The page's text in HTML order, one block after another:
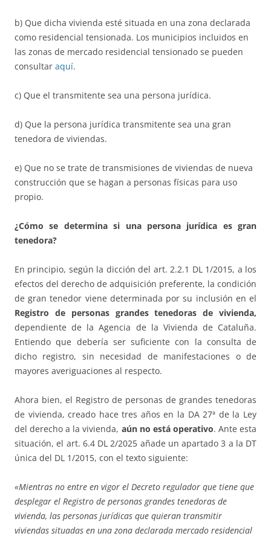
b) Que dicha vivienda esté situada en una zona declarada
como residencial tensionada. Los municipios incluidos en
las zonas de mercado residencial tensionado se pueden
consultar aquí.
c) Que el transmitente sea una persona jurídica.
d) Que la persona jurídica transmitente sea una gran
tenedora de viviendas.
e) Que no se trate de transmisiones de viviendas de nueva
construcción que se hagan a personas físicas para uso
propio.
¿Cómo se determina si una persona jurídica es gran
tenedora?
En principio, según la dicción del art. 2.2.1 DL 1/2015, a los
efectos del derecho de adquisición preferente, la condición
de gran tenedor viene determinada por su inclusión en el
Registro de personas grandes tenedoras de vivienda,
dependiente de la Agencia de la Vivienda de Cataluña.
Entiendo que debería ser suficiente con la consulta de
dicho registro, sin necesidad de manifestaciones o de
mayores averiguaciones al respecto.
Ahora bien, el Registro de personas de grandes tenedoras
de vivienda, creado hace tres años en la DA 27ª de la Ley
del derecho a la vivienda, aún no está operativo. Ante esta
situación, el art. 6.4 DL 2/2025 añade un apartado 3 a la DT
única del DL 1/2015, con el texto siguiente:
«Mientras no entre en vigor el Decreto regulador que tiene que
desplegar el Registro de personas grandes tenedoras de
vivienda, las personas jurídicas que quieran transmitir
viviendas situadas en una zona declarada mercado residencial